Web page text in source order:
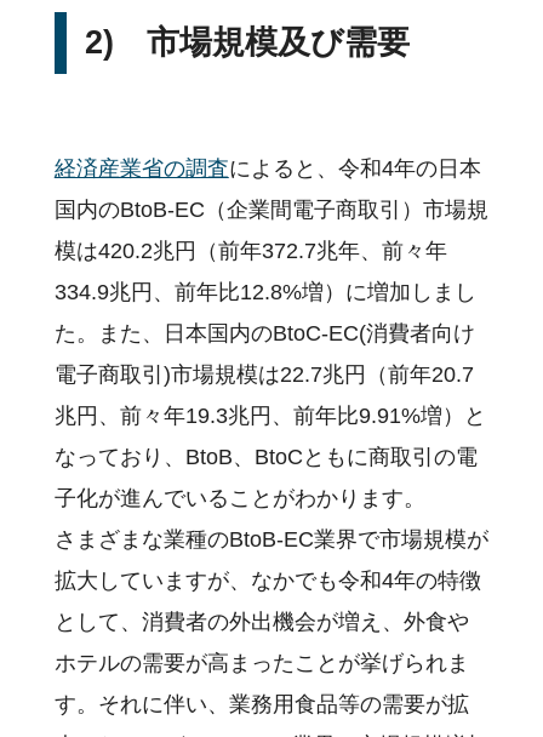
2) 市場規模及び需要
経済産業省の調査によると、令和4年の日本
国内のBtoB-EC（企業間電子商取引）市場規
模は420.2兆円（前年372.7兆年、前々年
334.9兆円、前年比12.8%増）に増加しまし
た。また、日本国内のBtoC-EC(消費者向け
電子商取引)市場規模は22.7兆円（前年20.7
兆円、前々年19.3兆円、前年比9.91%増）と
なっており、BtoB、BtoCともに商取引の電
子化が進んでいることがわかります。
さまざまな業種のBtoB-EC業界で市場規模が
拡大していますが、なかでも令和4年の特徴
として、消費者の外出機会が増え、外食や
ホテルの需要が高まったことが挙げられま
す。それに伴い、業務用食品等の需要が拡